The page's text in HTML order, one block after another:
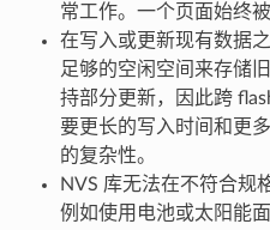
常工作。一个页面始终
在写入或更新现有数据
足够的空闲空间来存储
持部分更新，因此跨
要更长的写入时间和更
的复杂性。
NVS 库无法在不符合规
例如使用电池或太阳能